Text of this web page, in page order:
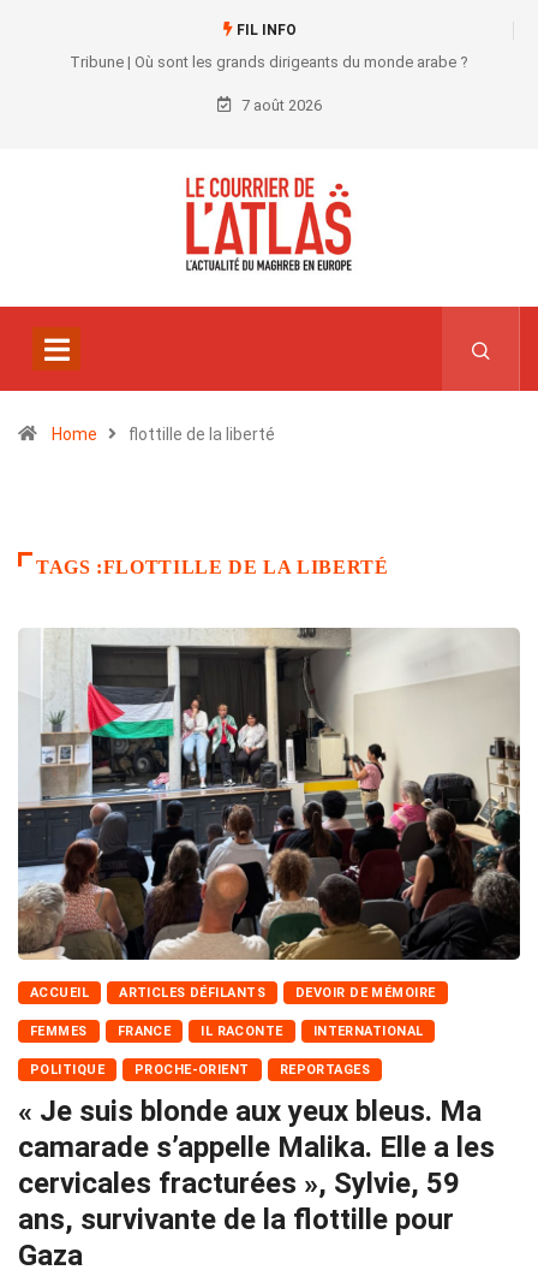
FIL INFO
Tribune | Où sont les grands dirigeants du monde arabe ?
7 août 2026
Home flottille de la liberté
TAGS :FLOTTILLE DE LA LIBERTÉ
ACCUEIL ARTICLES DÉFILANTS DEVOIR DE MÉMOIRE
FEMMES FRANCE IL RACONTE INTERNATIONAL
POLITIQUE PROCHE-ORIENT REPORTAGES
« Je suis blonde aux yeux bleus. Ma
camarade s’appelle Malika. Elle a les
cervicales fracturées », Sylvie, 59
ans, survivante de la flottille pour
Gaza